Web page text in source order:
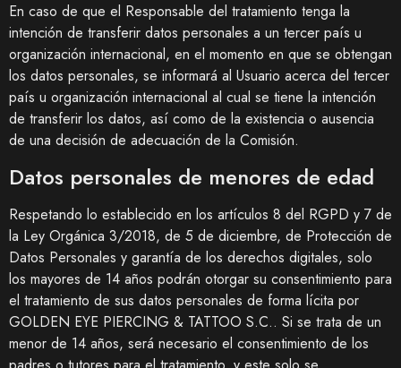
En caso de que el Responsable del tratamiento tenga la
intención de transferir datos personales a un tercer país u
organización internacional, en el momento en que se obtengan
los datos personales, se informará al Usuario acerca del tercer
país u organización internacional al cual se tiene la intención
de transferir los datos, así como de la existencia o ausencia
de una decisión de adecuación de la Comisión.
Datos personales de menores de edad
Respetando lo establecido en los artículos 8 del RGPD y 7 de
la Ley Orgánica 3/2018, de 5 de diciembre, de Protección de
Datos Personales y garantía de los derechos digitales, solo
los mayores de 14 años podrán otorgar su consentimiento para
el tratamiento de sus datos personales de forma lícita por
GOLDEN EYE PIERCING & TATTOO S.C.. Si se trata de un
menor de 14 años, será necesario el consentimiento de los